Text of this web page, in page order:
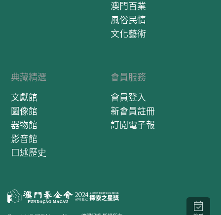
澳門百業
風俗民情
文化藝術
典藏精選
文獻館
圖像館
器物館
影音館
口述歷史
會員服務
會員登入
新會員註冊
訂閱電子報